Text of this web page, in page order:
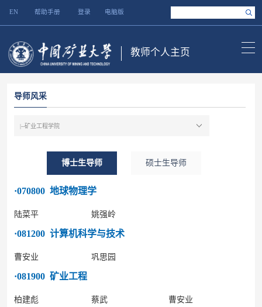
EN 帮助手册 登录 电脑版
教师个人主页
导师风采
博士生导师 硕士生导师
·070800 地球物理学
陆菜平 姚强岭
·081200 计算机科学与技术
曹安业 巩思园
·081900 矿业工程
柏建彪 蔡武
曹安业